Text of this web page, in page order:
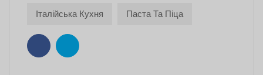
Італійська Кухня Паста Та Піца